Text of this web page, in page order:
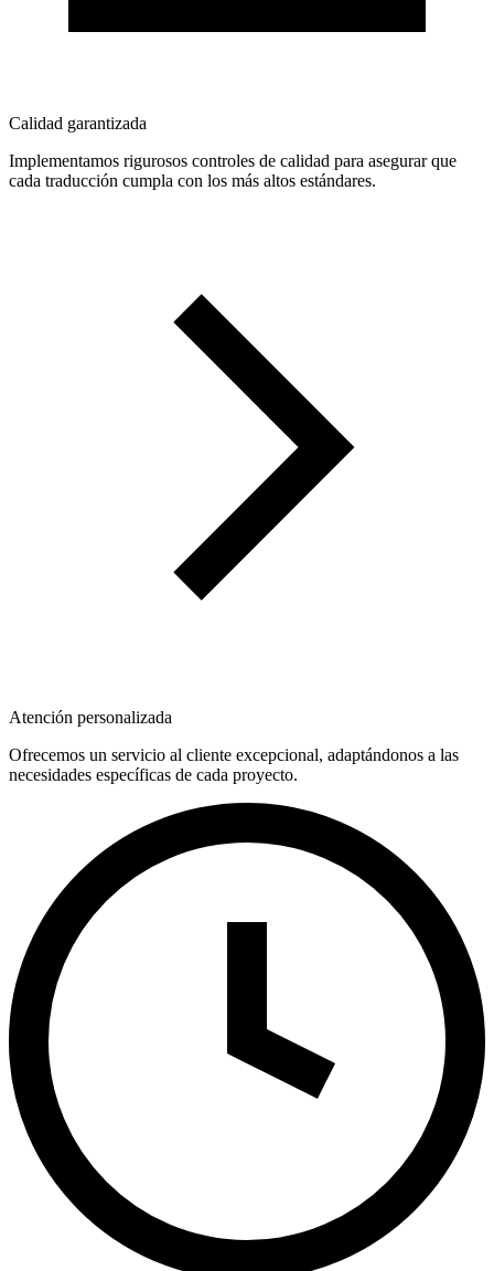
Calidad garantizada
Implementamos rigurosos controles de calidad para asegurar que
cada traducción cumpla con los más altos estándares.
Atención personalizada
Ofrecemos un servicio al cliente excepcional, adaptándonos a las
necesidades específicas de cada proyecto.